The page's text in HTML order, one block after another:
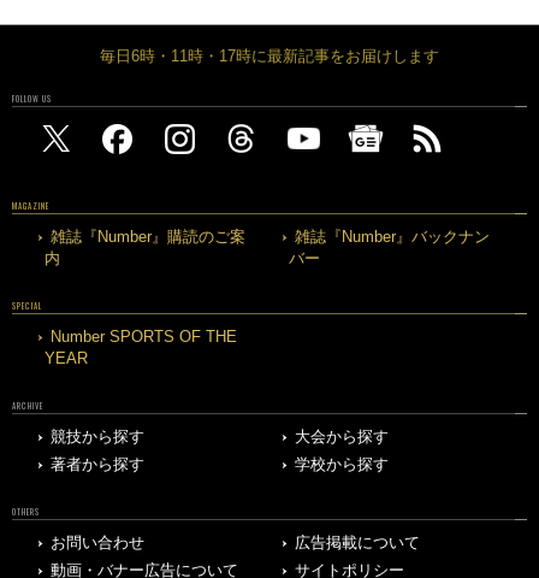
毎日6時・11時・17時に最新記事をお届けします
FOLLOW US
MAGAZINE
雑誌『Number』購読のご案
内
雑誌『Number』バックナン
バー
SPECIAL
Number SPORTS OF THE
YEAR
ARCHIVE
競技から探す
大会から探す
著者から探す
学校から探す
OTHERS
お問い合わせ
広告掲載について
動画・バナー広告について
サイトポリシー